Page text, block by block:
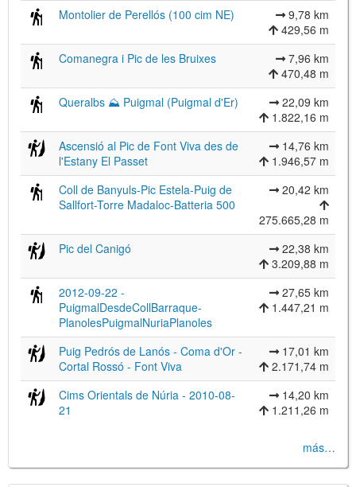
Montolier de Perellós (100 cim NE)
9,78 km
429,56 m
Comanegra i Pic de les Bruixes
7,96 km
470,48 m
Queralbs ⛰ Puigmal (Puigmal d'Er)
22,09 km
1.822,16 m
Ascensió al Pic de Font Viva des de
l'Estany El Passet
14,76 km
1.946,57 m
Coll de Banyuls-Pic Estela-Puig de
Sallfort-Torre Madaloc-Batteria 500
20,42 km
275.665,28 m
Pic del Canigó
22,38 km
3.209,88 m
2012-09-22 -
PuigmalDesdeCollBarraque-
PlanolesPuigmalNuriaPlanoles
27,65 km
1.447,21 m
Puig Pedrós de Lanós - Coma d'Or -
Cortal Rossó - Font Viva
17,01 km
2.171,74 m
Cims Orientals de Núria - 2010-08-
21
14,20 km
1.211,26 m
más…